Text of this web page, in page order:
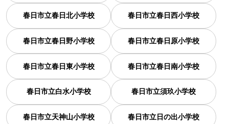
春日市立春日北小学校 春日市立春日西小学校
春日市立春日野小学校 春日市立春日原小学校
春日市立春日東小学校 春日市立春日南小学校
春日市立白水小学校 春日市立須玖小学校
春日市立天神山小学校 春日市立日の出小学校